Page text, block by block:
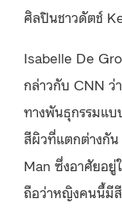
ศิลปินชาวดัตช์
Isabelle De
กล่าวกับ CNN ว่
ทางพันธุกรรมแบ
สีผิวที่แตกต่างกัน
Man ซึ่งอาศัยอยู่
ถือว่าหญิงคนนี้มี